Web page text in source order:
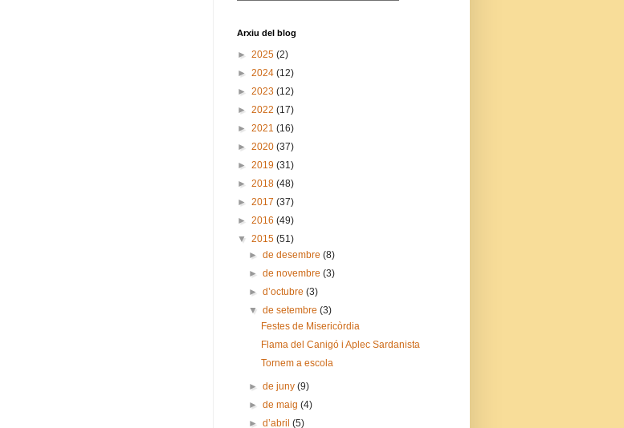
Arxiu del blog
► 2025 (2)
► 2024 (12)
► 2023 (12)
► 2022 (17)
► 2021 (16)
► 2020 (37)
► 2019 (31)
► 2018 (48)
► 2017 (37)
► 2016 (49)
▼ 2015 (51)
►de desembre(8)
►de novembre(3)
►d’octubre(3)
▼de setembre(3)
Festes de Misericòrdia
Flama del Canigó i Aplec Sardanista
Tornem a escola
►de juny(9)
►de maig(4)
►d’abril(5)